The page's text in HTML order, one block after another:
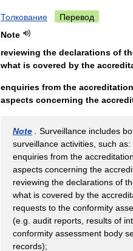
Толкование Перевод
Note
reviewing the declarations of
what is covered by the
enquiries from the accreditation
aspects concerning the
Note Surveillance includes
surveillance activities such as:
enquiries from the accreditation
aspects concerning the
reviewing the declarations of
what is covered by the
requests to the conformity
(e g audit reports results of
conformity assessment body
records);